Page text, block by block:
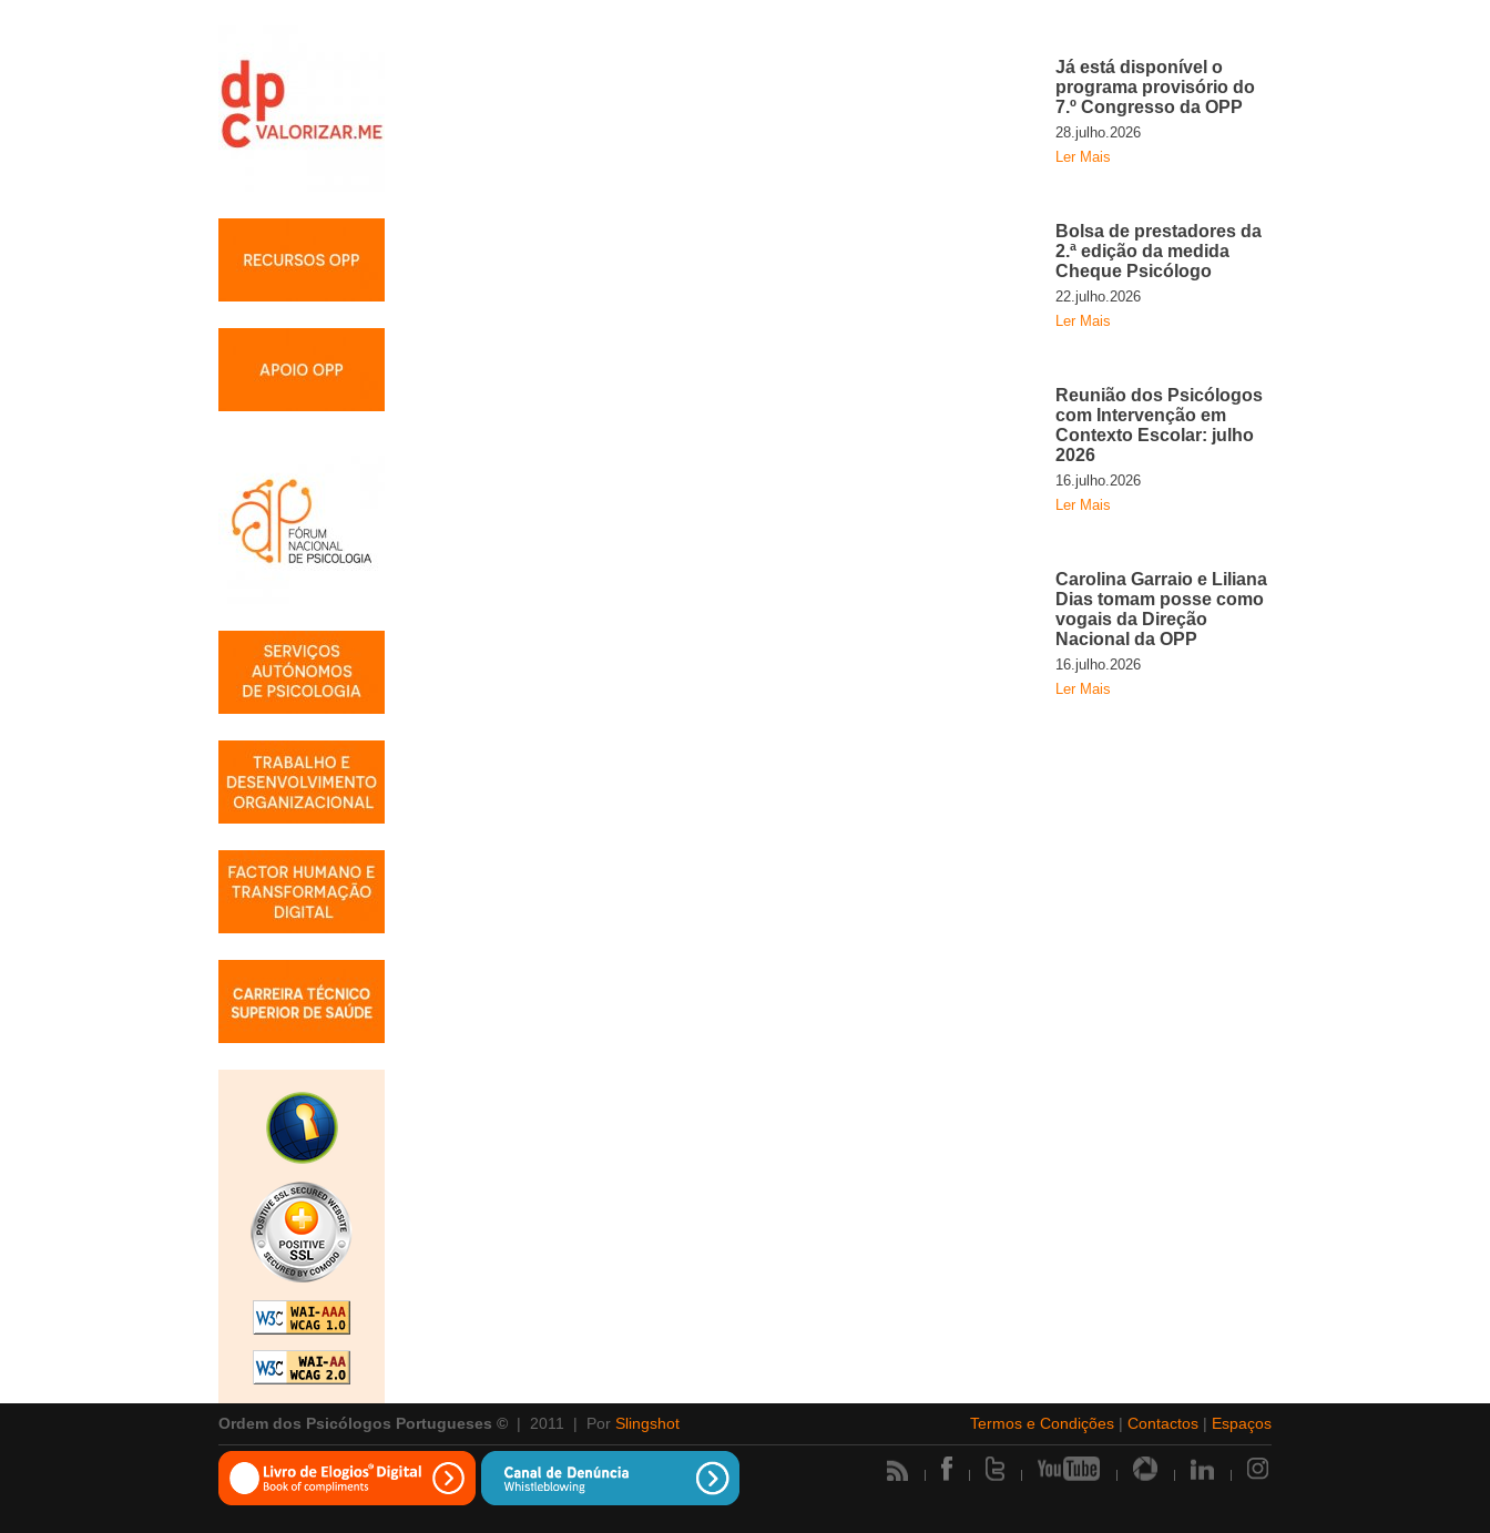
Já está disponível o
programa provisório do
7.º Congresso da OPP
28.julho.2026
Ler Mais
Bolsa de prestadores da
2.ª edição da medida
Cheque Psicólogo
22.julho.2026
Ler Mais
Reunião dos Psicólogos
com Intervenção em
Contexto Escolar: julho
2026
16.julho.2026
Ler Mais
Carolina Garraio e Liliana
Dias tomam posse como
vogais da Direção
Nacional da OPP
16.julho.2026
Ler Mais
Ordem dos Psicólogos Portugueses © | 2011 | Por Slingshot Termos e Condições | Contactos | Espaços